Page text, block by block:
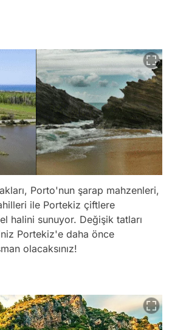
Porto'nun şarap mahzenleri,
ile Portekiz çiftlere
halini sunuyor. Değişik tatları
Portekiz'e daha önce
olacaksınız!